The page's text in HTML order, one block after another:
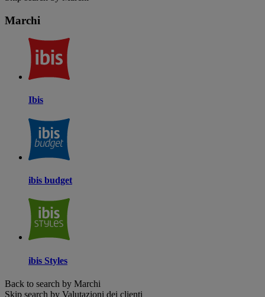
Marchi
Ibis
ibis budget
ibis Styles
Back to search by Marchi
Skip search by Valutazioni dei clienti